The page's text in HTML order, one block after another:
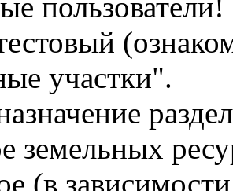
пользователи!
участки".
земельных
(в